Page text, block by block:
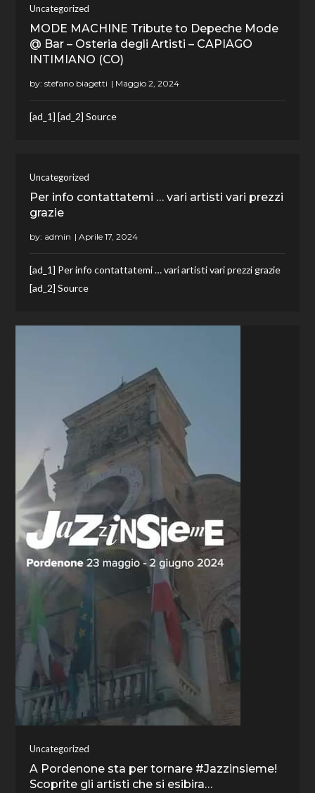
Uncategorized
MODE MACHINE Tribute to Depeche Mode
@ Bar – Osteria degli Artisti – CAPIAGO
INTIMIANO (CO)
by:stefano biagetti
[ad_1] [ad_2] Source
Uncategorized
Per info contattatemi … vari artisti vari prezzi
grazie
by: admin
[ad_1] Per info contattatemi … vari artisti vari prezzi grazie
[ad_2] Source
Uncategorized
A Pordenone sta per tornare #Jazzinsieme!
Scoprite gli artisti che si esibira…